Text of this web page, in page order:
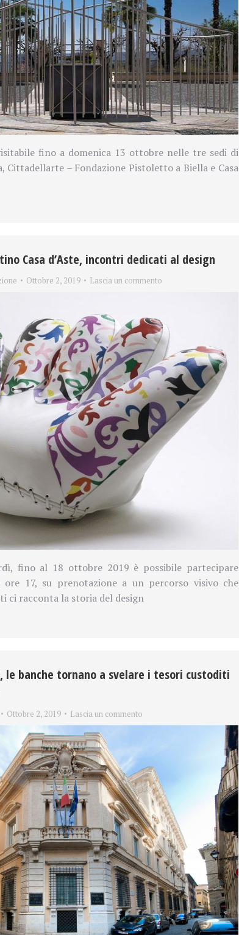
fino a domenica 13 ottobre nelle tre sedi di
Cittadellarte – Fondazione Pistoletto a Biella e Casa
Casa d’Aste, incontri dedicati al design
Ottobre 2, 2019 Lascia un commento
fino al 18 ottobre 2019 è possibile partecipare
ore 17, su prenotazione a un percorso visivo che
ci racconta la storia del design
le banche tornano a svelare i tesori custoditi
Ottobre 2, 2019 Lascia un commento